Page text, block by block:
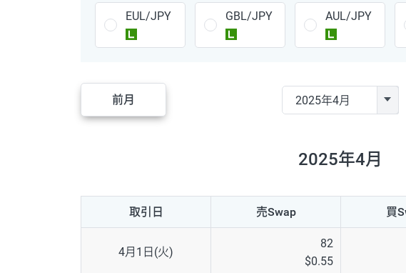
PLN/JPY 35円
HUF/JPY 16円
ZAR/JPY 130円
MXN/JPY 140円
AUD/USD
41円
EUL/JPY
GBL/JPY
AUL/JPY
前月
2025年4月
取引日 売Swap 買
4月1日(火)
82
$0.55